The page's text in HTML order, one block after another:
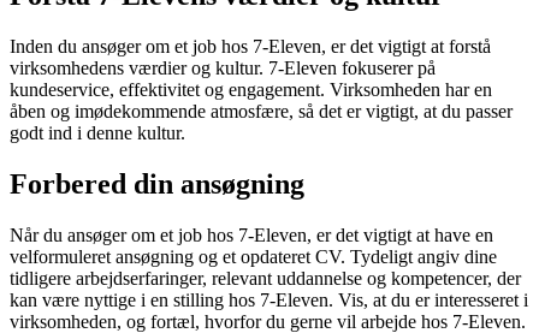
Inden du ansøger om et job hos 7-Eleven, er det vigtigt at forstå
virksomhedens værdier og kultur. 7-Eleven fokuserer på
kundeservice, effektivitet og engagement. Virksomheden har en
åben og imødekommende atmosfære, så det er vigtigt, at du passer
godt ind i denne kultur.
Forbered din ansøgning
Når du ansøger om et job hos 7-Eleven, er det vigtigt at have en
velformuleret ansøgning og et opdateret CV. Tydeligt angiv dine
tidligere arbejdserfaringer, relevant uddannelse og kompetencer, der
kan være nyttige i en stilling hos 7-Eleven. Vis, at du er interesseret i
virksomheden, og fortæl, hvorfor du gerne vil arbejde hos 7-Eleven.